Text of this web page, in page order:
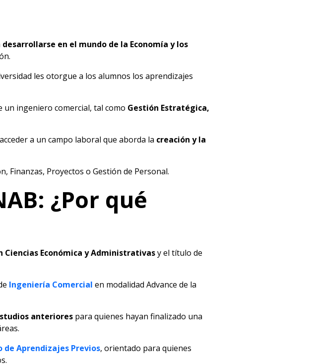
en el mundo de la Economía y los
les otorgue a los alumnos los aprendizajes
un ingeniero comercial, tal como Gestión Estratégica,
a un campo laboral que aborda la creación y la
Finanzas, Proyectos o Gestión de Personal.
¿Por qué
Ciencias Económica y Administrativasy el título de
Ingeniería Comercial en modalidad Advance de la
anteriores para quienes hayan finalizado una
Aprendizajes Previos, orientado para quienes